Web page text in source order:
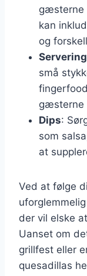
gæsterne
kan
og
små
gæsterne
Dips:
som
at
Ved at følge
der vil elske
Uanset om
grillfest eller
quesadillas